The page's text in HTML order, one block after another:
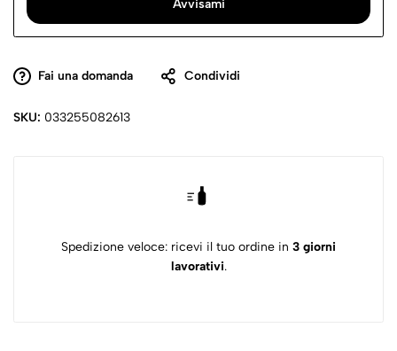
Fai una domanda Condividi
SKU: 033255082613
Spedizione veloce: ricevi il tuo ordine in 3 giorni
lavorativi.